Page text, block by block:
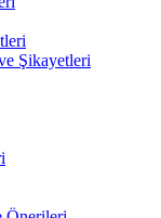
Şikayetleri